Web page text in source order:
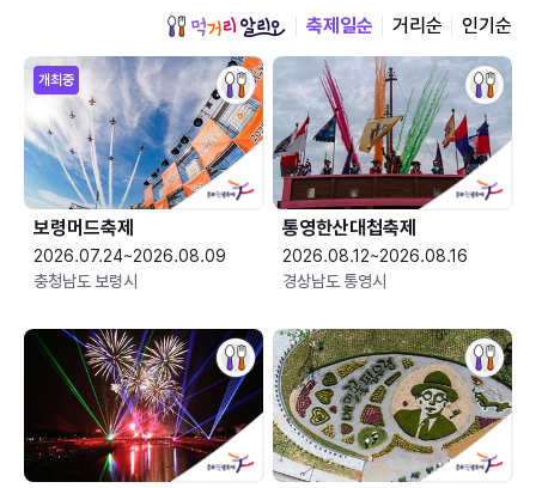
축제일순 거리순 인기순
개최중
보령머드축제
2026.07.24~2026.08.09
충청남도 보령시
통영한산대첩축제
2026.08.12~2026.08.16
경상남도 통영시